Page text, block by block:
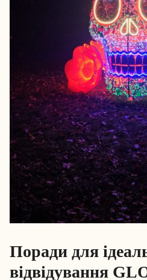
Поради для
відвідування